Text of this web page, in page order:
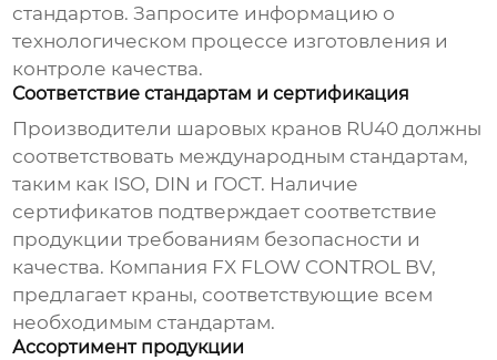
стандартов. Запросите информацию о
технологическом процессе изготовления и
контроле качества.
Соответствие стандартам и сертификация
Производители шаровых кранов RU40 должны
соответствовать международным стандартам,
таким как ISO, DIN и ГОСТ. Наличие
сертификатов подтверждает соответствие
продукции требованиям безопасности и
качества. Компания FX FLOW CONTROL BV,
предлагает краны, соответствующие всем
необходимым стандартам.
Ассортимент продукции